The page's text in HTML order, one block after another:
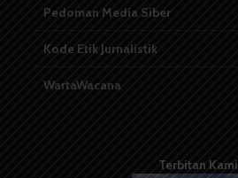
Pedoman Media Siber
Kode Etik Jurnalistik
WartaWacana
Terbitan Kami